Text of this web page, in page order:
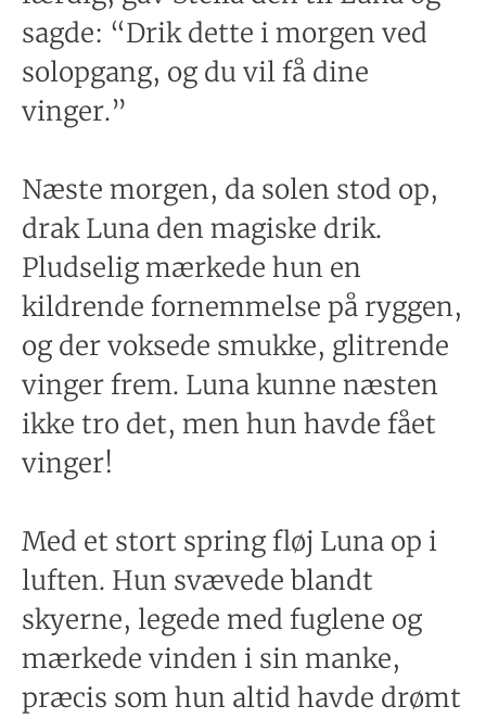
sagde: “Drik dette i morgen ved
solopgang, og du vil få dine
vinger.”
Næste morgen, da solen stod op,
drak Luna den magiske drik.
Pludselig mærkede hun en
kildrende fornemmelse på ryggen,
og der voksede smukke, glitrende
vinger frem. Luna kunne næsten
ikke tro det, men hun havde fået
vinger!
Med et stort spring fløj Luna op i
luften. Hun svævede blandt
skyerne, legede med fuglene og
mærkede vinden i sin manke,
præcis som hun altid havde drømt